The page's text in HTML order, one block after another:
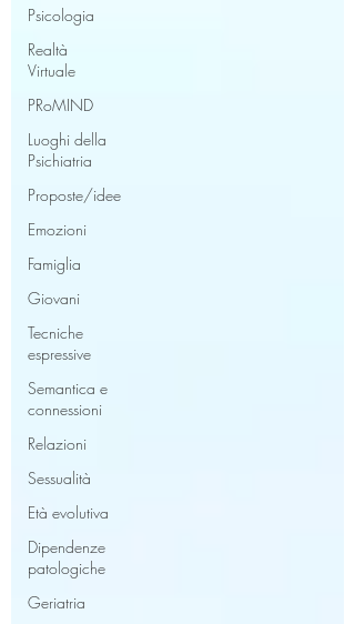
Psicologia
Realtà
Virtuale
PRoMIND
Luoghi della
Psichiatria
Proposte/idee
Emozioni
Famiglia
Giovani
Tecniche
espressive
Semantica e
connessioni
Relazioni
Sessualità
Età evolutiva
Dipendenze
patologiche
Geriatria